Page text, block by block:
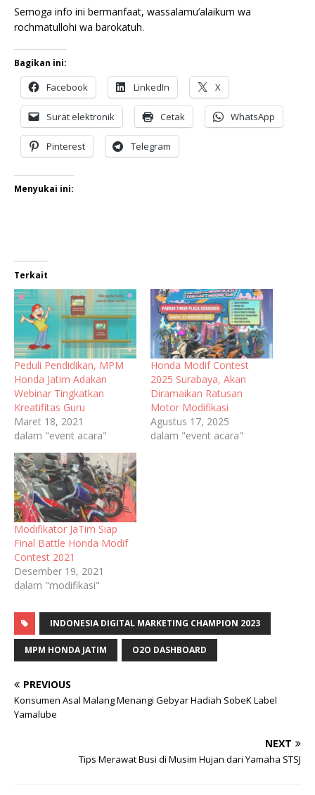
Semoga info ini bermanfaat, wassalamu’alaikum wa
rochmatullohi wa barokatuh.
Bagikan ini:
Facebook LinkedIn X
Surat elektronik Cetak WhatsApp
Pinterest Telegram
Menyukai ini:
Terkait
Peduli Pendidikan, MPM
Honda Jatim Adakan
Webinar Tingkatkan
Kreatifitas Guru
Maret 18, 2021
dalam "event acara"
Honda Modif Contest
2025 Surabaya, Akan
Diramaikan Ratusan
Motor Modifikasi
Agustus 17, 2025
dalam "event acara"
Modifikator JaTim Siap
Final Battle Honda Modif
Contest 2021
Desember 19, 2021
dalam "modifikasi"
INDONESIA DIGITAL MARKETING CHAMPION 2023
MPM HONDA JATIM O2O DASHBOARD
PREVIOUS
Konsumen Asal Malang Menangi Gebyar Hadiah SobeK Label
Yamalube
NEXT
Tips Merawat Busi di Musim Hujan dari Yamaha STSJ